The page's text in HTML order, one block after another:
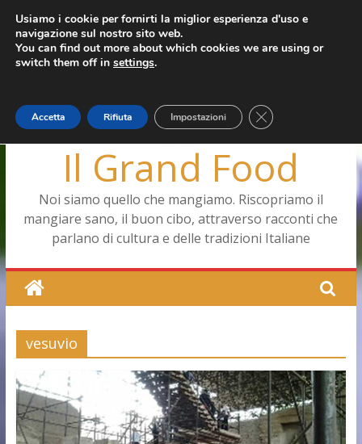
Salta
contenuto
giovedì, Agosto 6, 2026
Ultimo: Pizza a Corte
Menopausa, una forma smagliante senza età
Capodimonte, ritorna la tavola di corte
Il Grand Food
Noi siamo quello che mangiamo. Riscopriamo il
mangiare sano, il buon cibo, attraverso racconti che
parlano di cultura e delle tradizioni Italiane
vesuvio
Usiamo i cookie per fornirti la miglior esperienza d'uso e
navigazione sul nostro sito web.
You can find out more about which cookies we are using or
switch them off in settings.
Accetta Rifiuta Impostazioni Close GDPR